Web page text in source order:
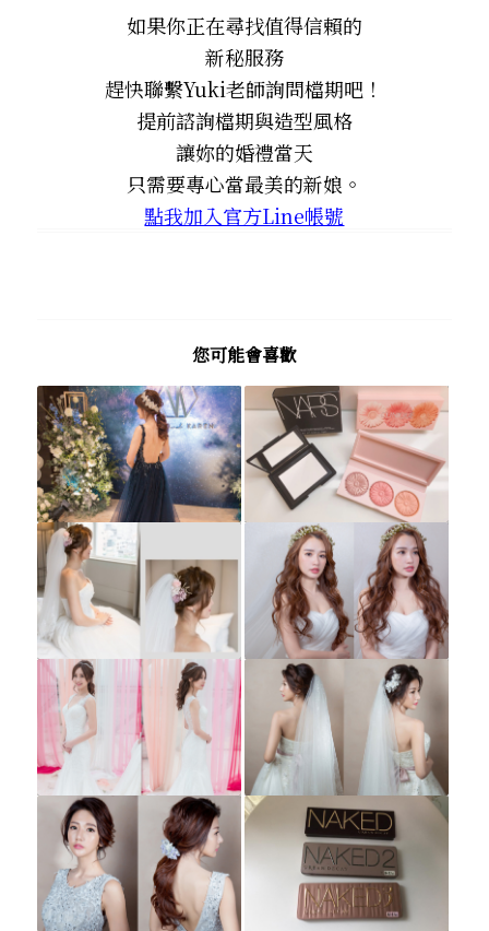
如果你正在尋找值得信賴的
新秘服務
趕快聯繫Yuki老師詢問檔期吧！
提前諮詢檔期與造型風格
讓妳的婚禮當天
只需要專心當最美的新娘。
點我加入官方Line帳號
您可能會喜歡